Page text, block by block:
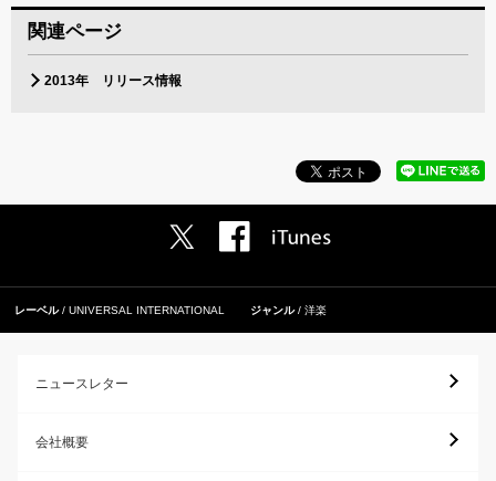
関連ページ
2013年 リリース情報
レーベル UNIVERSAL INTERNATIONAL ジャンル 洋楽
ニュースレター
会社概要